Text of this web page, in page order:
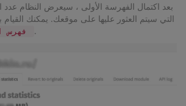
بعد اكتمال الفهرسة الأولى ، سيعرض النظام عدد
التي سيتم العثور عليها على موقعك. يمكنك
.